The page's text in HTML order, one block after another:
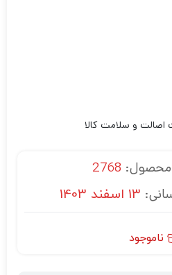
اصالت و سلامت کالا
محصول: 2768
13 اسفند 1403
ناموجود